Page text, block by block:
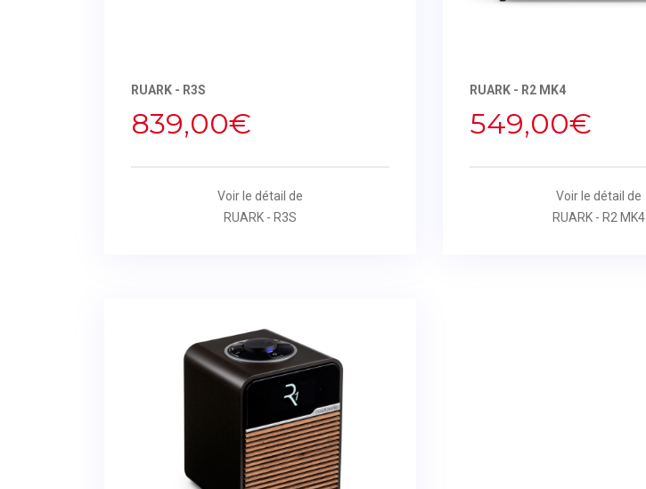
RUARK - R3S
839,00€
Voir le détail de
RUARK - R3S
RUARK - R2 MK4
549,00€
Voir le détail de
RUARK - R2 MK4